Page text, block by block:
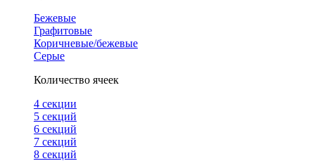
Бежевые
Графитовые
Коричневые/бежевые
Серые
Количество ячеек
4 cекции
5 секций
6 секций
7 секций
8 секций